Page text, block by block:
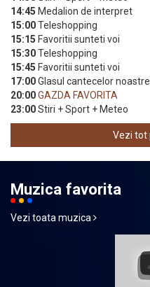
14:45 Medalion de interpret
15:00Teleshopping
15:15 Favoritii sunteti voi
15:30Teleshopping
15:45 Favoritii sunteti voi
17:00Glasul cantecelor noastre
20:00GAZDA FAVORITA
23:00Stiri + Sport + Meteo
Vezi tot
Muzica favorita
Vezi toata muzica